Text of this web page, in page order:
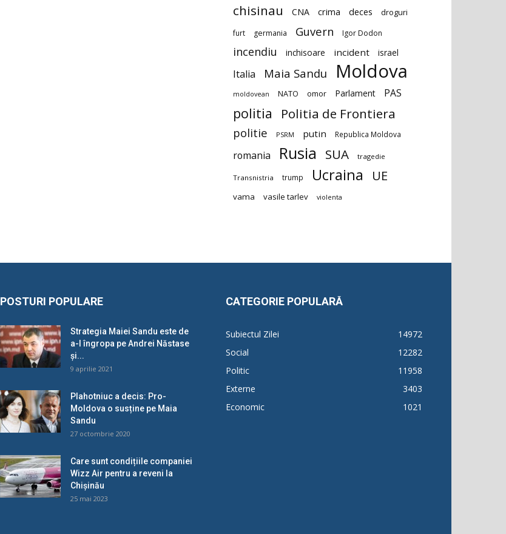
chisinau CNA crima deces droguri
furt germania Guvern Igor Dodon
incendiu inchisoare incident israel
Italia Maia Sandu Moldova
moldovean NATO omor Parlament PAS
politia Politia de Frontiera
politie PSRM putin Republica Moldova
romania Rusia SUA tragedie
Transnistria trump Ucraina UE
vama vasile tarlev violenta
POSTURI POPULARE
Strategia Maiei Sandu este de
a-l îngropa pe Andrei Năstase
și...
9 aprilie 2021
Plahotniuc a decis: Pro-
Moldova o susține pe Maia
Sandu
27 octombrie 2020
Care sunt condițiile companiei
Wizz Air pentru a reveni la
Chișinău
25 mai 2023
CATEGORIE POPULARĂ
Subiectul Zilei
14972
Social
12282
Politic
11958
Externe
3403
Economic
1021